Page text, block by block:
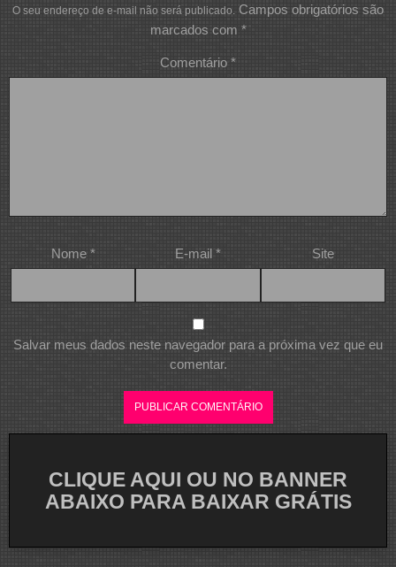
O seu endereço de e-mail não será publicado. Campos obrigatórios são
marcados com *
Comentário *
Nome * E-mail * Site
Salvar meus dados neste navegador para a próxima vez que eu
comentar.
CLIQUE AQUI OU NO BANNER
ABAIXO PARA BAIXAR GRÁTIS